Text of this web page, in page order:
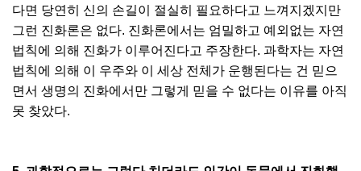
다면 당연히 신의 손길이 절실히 필요하다고 느껴지겠지만
그런 진화론은 없다. 진화론에서는 엄밀하고 예외없는 자연
법칙에 의해 진화가 이루어진다고 주장한다. 과학자는 자연
법칙에 의해 이 우주와 이 세상 전체가 운행된다는 건 믿으
면서 생명의 진화에서만 그렇게 믿을 수 없다는 이유를 아직
못 찾았다.